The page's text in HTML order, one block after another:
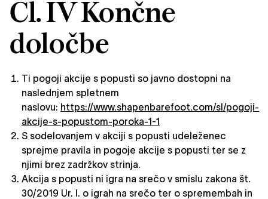
Čl. IV Končne
določbe
Ti pogoji akcije s popusti so javno dostopni na
naslednjem spletnem
naslovu: https://www.shapenbarefoot.com/sl/pogoji-
akcije-s-popustom-poroka-1-1
S sodelovanjem v akciji s popusti udeleženec
sprejme pravila in pogoje akcije s popusti ter se z
njimi brez zadržkov strinja.
Akcija s popusti ni igra na srečo v smislu zakona št.
30/2019 Ur. l. o igrah na srečo ter o spremembah in